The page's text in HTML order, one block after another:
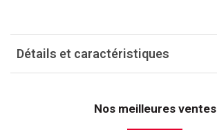
Détails et caractéristiques
Nos meilleures ventes